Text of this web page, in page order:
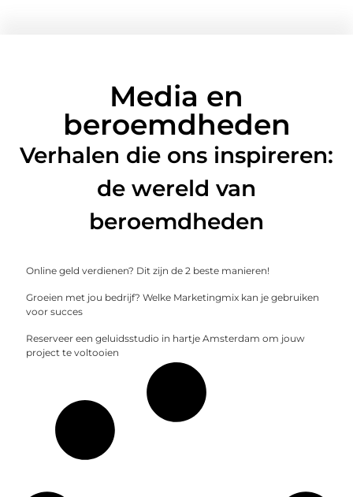
Media en
beroemdheden
Verhalen die ons inspireren:
de wereld van
beroemdheden
Online geld verdienen? Dit zijn de 2 beste manieren!
Groeien met jou bedrijf? Welke Marketingmix kan je gebruiken
voor succes
Reserveer een geluidsstudio in hartje Amsterdam om jouw
project te voltooien